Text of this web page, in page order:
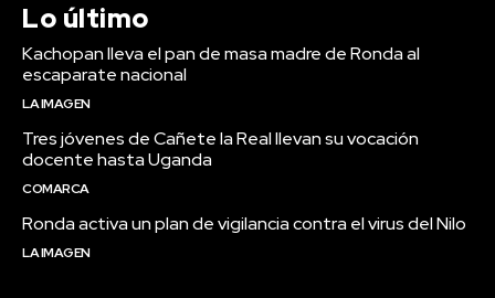
Lo último
Kachopan lleva el pan de masa madre de Ronda al
escaparate nacional
LA IMAGEN
Tres jóvenes de Cañete la Real llevan su vocación
docente hasta Uganda
COMARCA
Ronda activa un plan de vigilancia contra el virus del Nilo
LA IMAGEN